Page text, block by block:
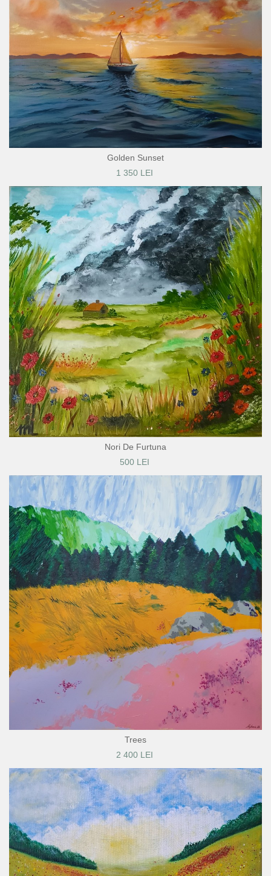
Golden Sunset
1 350 LEI
Nori De Furtuna
500 LEI
Trees
2 400 LEI